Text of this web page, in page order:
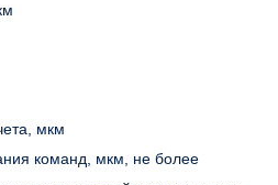
мкм
команд, мкм, не более